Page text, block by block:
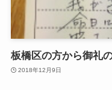
板橋区の方から御礼
2018年12月9日